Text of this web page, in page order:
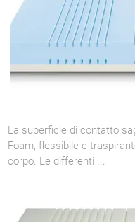
La superficie di contatto
Foam, flessibile e
corpo. Le differenti ...